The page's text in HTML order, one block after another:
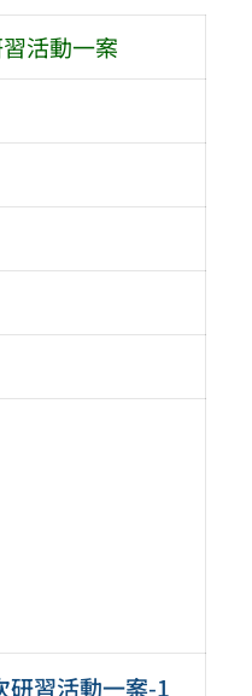
活動一案
研習活動一案-1